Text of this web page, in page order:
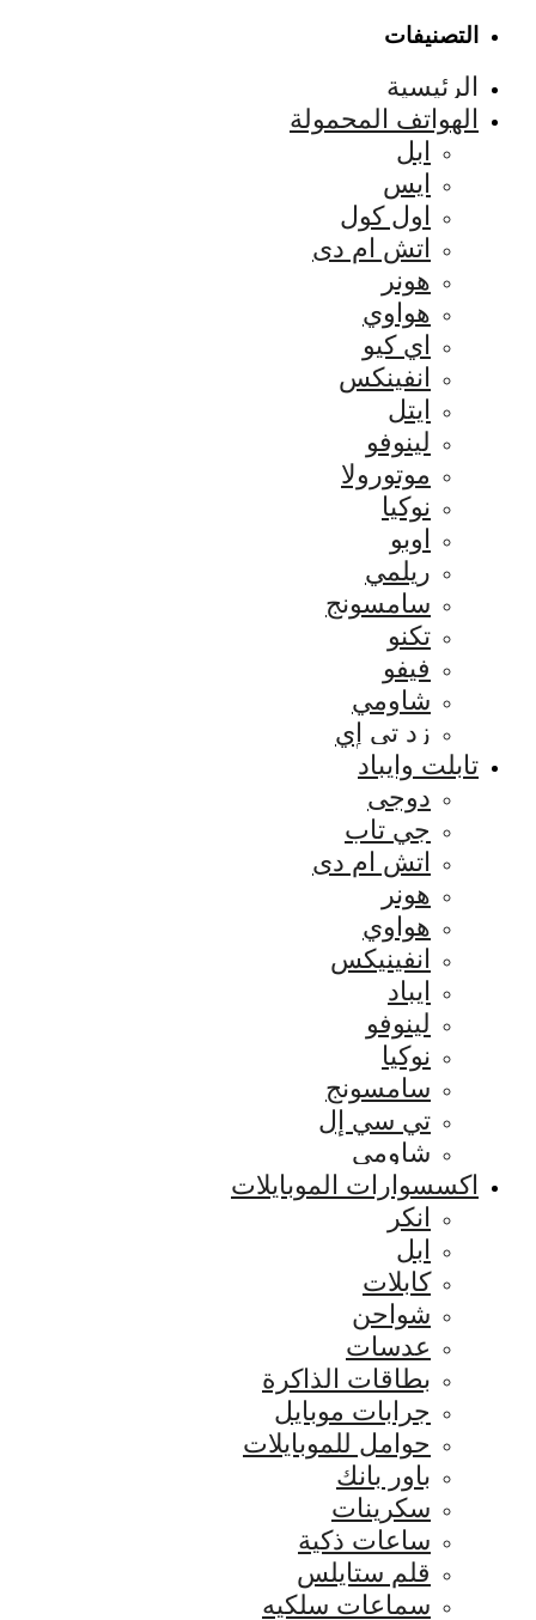
التصنيفات
الرئيسية
الهواتف المحمولة
ابل
ايس
اول كول
اتش ام دى
هونر
هواوي
اي كيو
انفينكس
ايتل
لينوفو
موتورولا
نوكيا
اوبو
ريلمي
سامسونج
تكنو
فيفو
شاومي
زد تي إي
تابلت وايباد
دوجى
جي تاب
اتش ام دى
هونر
هواوي
انفينيكس
ايباد
لينوفو
نوكيا
سامسونج
تي سي إل
شاومي
اكسسوارات الموبايلات
انكر
ابل
كابلات
شواحن
عدسات
بطاقات الذاكرة
جرابات موبايل
حوامل للموبايلات
باور بانك
سكرينات
ساعات ذكية
قلم ستايلس
سماعات سلكيه